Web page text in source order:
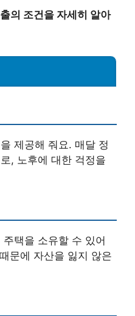
의 조건을 자세히 알아
제공해 줘요. 매달 정
, 노후에 대한 걱정을
택을 소유할 수 있어
문에 자산을 잃지 않은